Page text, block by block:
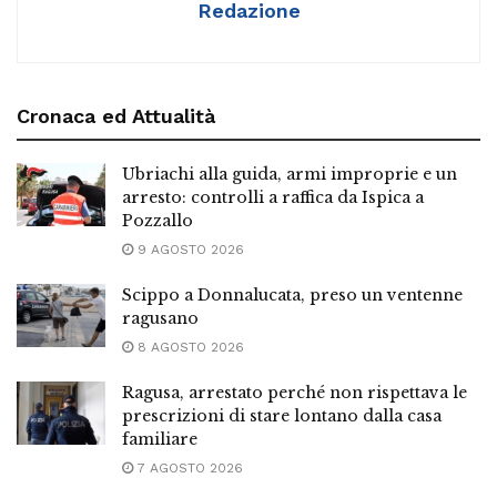
Redazione
Cronaca ed Attualità
Ubriachi alla guida, armi improprie e un
arresto: controlli a raffica da Ispica a
Pozzallo
9 AGOSTO 2026
Scippo a Donnalucata, preso un ventenne
ragusano
8 AGOSTO 2026
Ragusa, arrestato perché non rispettava le
prescrizioni di stare lontano dalla casa
familiare
7 AGOSTO 2026